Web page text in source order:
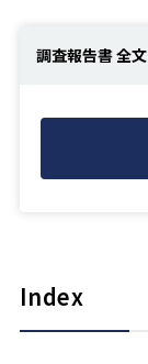
調査報告書 全文
Index